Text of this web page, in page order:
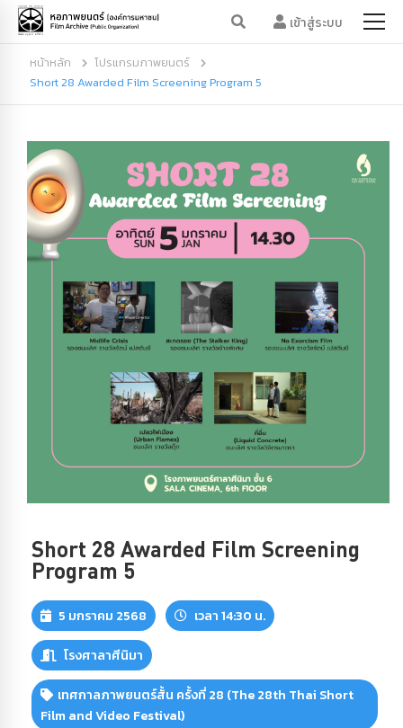
เข้าสู่ระบบ
หน้าหลัก
โปรแกรมภาพยนตร์
Short 28 Awarded Film Screening Program 5
Short 28 Awarded Film Screening
Program 5
5 มกราคม 2568 เวลา 14:30 น.
โรงศาลาศีนิมา
เทศกาลภาพยนตร์สั้น ครั้งที่ 28 (The 28th Thai Short
Film and Video Festival)